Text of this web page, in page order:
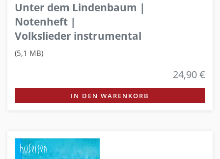
Unter dem Lindenbaum |
Notenheft |
Volkslieder instrumental
(5,1 MB)
24,90 €
IN DEN WARENKORB